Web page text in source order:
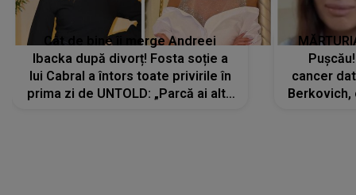
Cât de bine îi merge Andreei
Ibacka după divorț! Fosta soție a
lui Cabral a întors toate privirile în
prima zi de UNTOLD: „Parcă ai altă
cancer
Berkovich,